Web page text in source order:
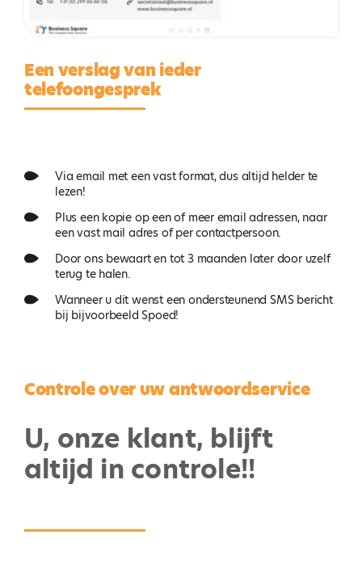
Een verslag van ieder
telefoongesprek
Via email met een vast format, dus altijd helder te
lezen!
Plus een kopie op een of meer email adressen, naar
een vast mail adres of per contactpersoon.
Door ons bewaart en tot 3 maanden later door uzelf
terug te halen.
Wanneer u dit wenst een ondersteunend SMS bericht
bij bijvoorbeeld Spoed!
Controle over uw antwoordservice
U, onze klant, blijft
altijd in controle!!